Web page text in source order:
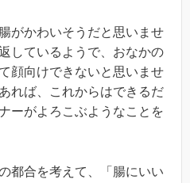
がかわいそうだと思いませ
しているようで、おなかの
顔向けできないと思いませ
れば、これからはできるだ
ーがよろこぶようなことを
都合を考えて、「腸にいい